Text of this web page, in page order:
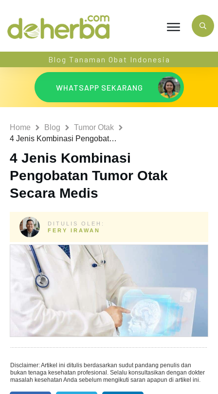
Blog Tanaman Obat Indonesia
WHATSAPP SEKARANG
Home Blog
Tumor Otak
4 Jenis Kombinasi Pengobatan Tumor Otak Secara Medis
4 Jenis Kombinasi
Pengobatan Tumor Otak
Secara Medis
DITULIS OLEH:
FERY IRAWAN
Disclaimer: Artikel ini ditulis berdasarkan sudut pandang penulis dan
bukan tenaga kesehatan profesional. Selalu konsultasikan dengan dokter
masalah kesehatan Anda sebelum mengikuti saran apapun di artikel ini.